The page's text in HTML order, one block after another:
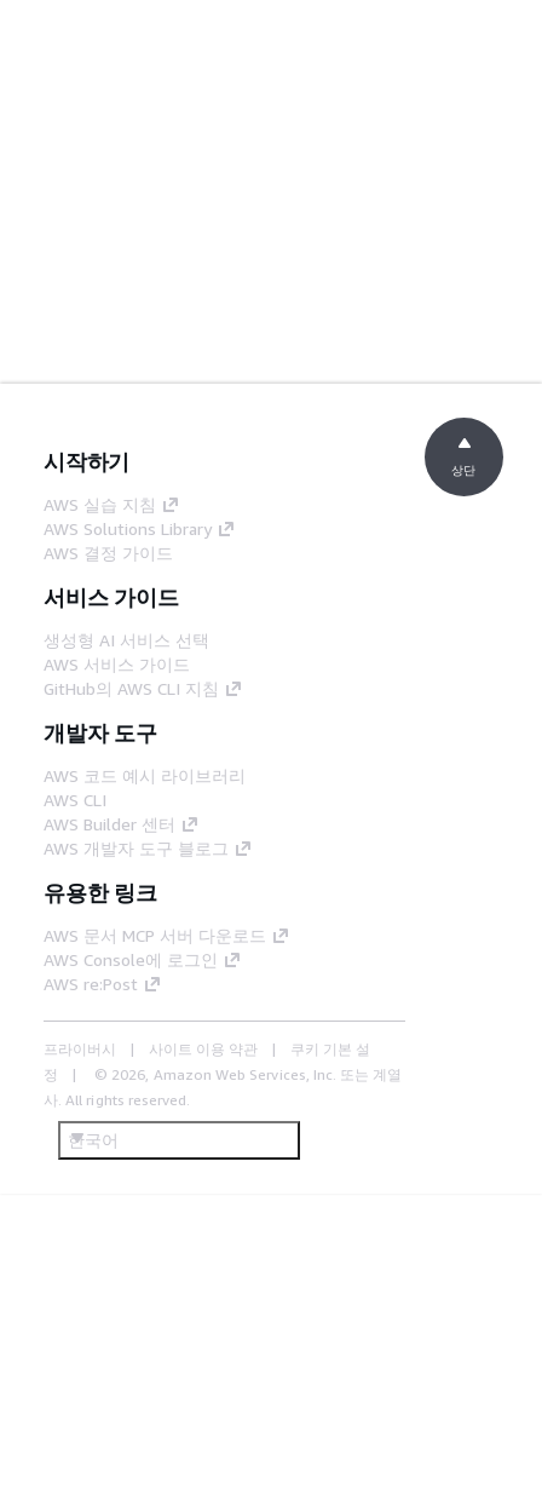
시작하기
AWS 실습 지침
AWS Solutions Library
AWS 결정 가이드
서비스 가이드
생성형 AI 서비스 선택
AWS 서비스 가이드
GitHub의 AWS CLI 지침
개발자 도구
AWS 코드 예시 라이브러리
AWS CLI
AWS Builder 센터
AWS 개발자 도구 블로그
유용한 링크
AWS 문서 MCP 서버 다운로드
AWS Console에 로그인
AWS re:Post
프라이버시 사이트 이용 약관
쿠키 기본 설
정
© 2026, Amazon Web Services, Inc. 또는 계열
사. All rights reserved.
한국어
상단